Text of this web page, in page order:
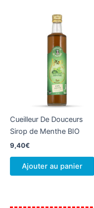
Cueilleur De Douceurs
Sirop de Menthe BIO
9,40€
Ajouter au panier